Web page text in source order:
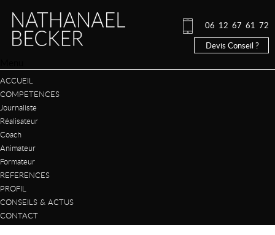
06 12 67 61 72
Devis Conseil ?
ACCUEIL
COMPETENCES
Journaliste
Réalisateur
Coach
Animateur
Formateur
REFERENCES
PROFIL
CONSEILS & ACTUS
CONTACT